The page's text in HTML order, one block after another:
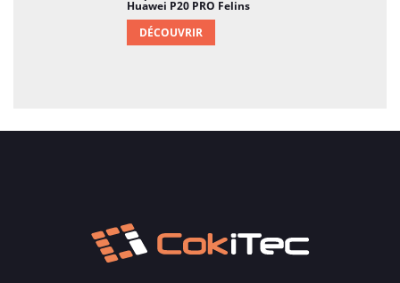
Huawei P20 PRO Felins
DÉCOUVRIR